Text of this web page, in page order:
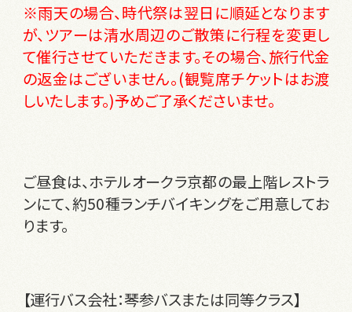
※雨天の場合、時代祭は翌日に順延となります
が、ツアーは清水周辺のご散策に行程を変更し
て催行させていただきます。その場合、旅行代金
の返金はございません。(観覧席チケットはお渡
しいたします。)予めご了承くださいませ。
ご昼食は、ホテルオークラ京都の最上階レストラ
ンにて、約50種ランチバイキングをご用意してお
ります。
【運行バス会社：琴参バスまたは同等クラス】